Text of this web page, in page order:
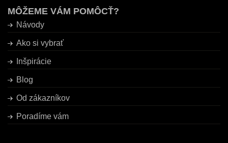
MÔŽEME VÁM POMÔCŤ?
Návody
Ako si vybrať
Inšpirácie
Blog
Od zákazníkov
Poradíme vám